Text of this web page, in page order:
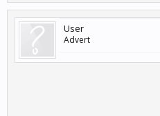
User
Advert